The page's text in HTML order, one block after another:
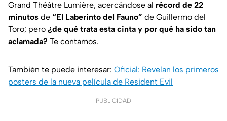
Grand Théâtre Lumière, acercándose al récord de 22
minutos de “El Laberinto del Fauno” de Guillermo del
Toro; pero ¿de qué trata esta cinta y por qué ha sido tan
aclamada? Te contamos.
También te puede interesar: Oficial: Revelan los primeros
posters de la nueva película de Resident Evil
PUBLICIDAD